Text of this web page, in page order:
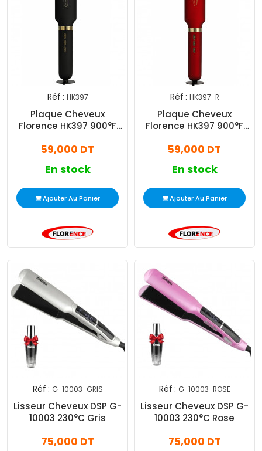
Réf : HK397
Plaque Cheveux
Florence HK397 900°F
59,000 DT
En stock
Ajouter Au Panier
Réf : HK397-R
Plaque Cheveux
Florence HK397 900°F
59,000 DT
En stock
Ajouter Au Panier
Réf : G-10003-GRIS
Lisseur Cheveux DSP G-
10003 230°C Gris
75,000 DT
Réf : G-10003-ROSE
Lisseur Cheveux DSP G-
10003 230°C Rose
75,000 DT